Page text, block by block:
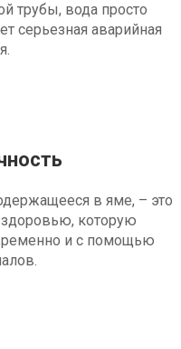
трубы, вода просто
серьезная аварийная
в яме, – это
которую
и с помощью